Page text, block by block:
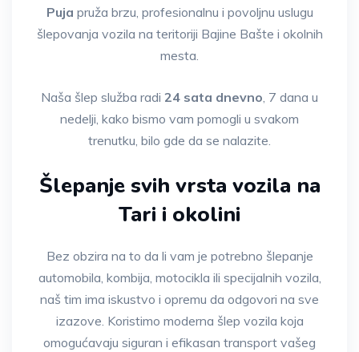
Puja pruža brzu, profesionalnu i povoljnu uslugu
šlepovanja vozila na teritoriji Bajine Bašte i okolnih
mesta.
Naša šlep služba radi 24 sata dnevno, 7 dana u
nedelji, kako bismo vam pomogli u svakom
trenutku, bilo gde da se nalazite.
Šlepanje svih vrsta vozila na
Tari i okolini
Bez obzira na to da li vam je potrebno šlepanje
automobila, kombija, motocikla ili specijalnih vozila,
naš tim ima iskustvo i opremu da odgovori na sve
izazove. Koristimo moderna šlep vozila koja
omogućavaju siguran i efikasan transport vašeg